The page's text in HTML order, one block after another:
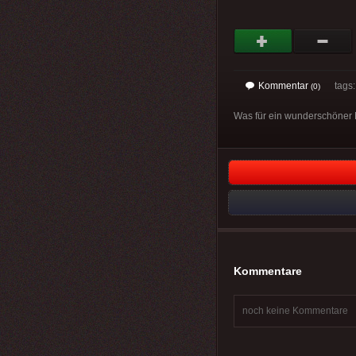
Kommentar (0)
Was für ein wunderschöner
Kommentare
noch keine Kommentare